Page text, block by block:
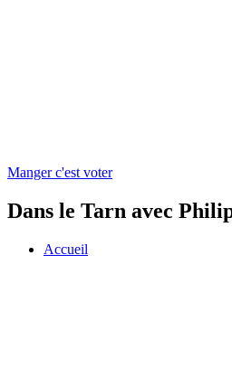
Manger c'est voter
Dans le Tarn avec
Accueil